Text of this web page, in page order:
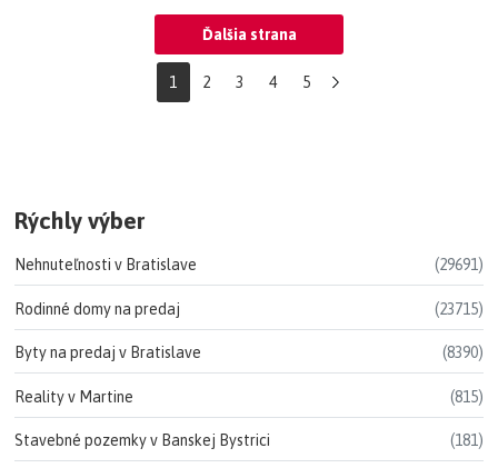
Ďalšia strana
1 2 3 4 5
Rýchly výber
Nehnuteľnosti v Bratislave (29691)
Rodinné domy na predaj (23715)
Byty na predaj v Bratislave (8390)
Reality v Martine (815)
Stavebné pozemky v Banskej Bystrici (181)